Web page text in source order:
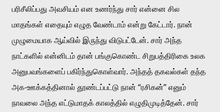
பரிசீலிப்பது அவசியம் என உணர்ந்து சார் என்னை சில
மாதங்கள் எதையும் எழுத வேண்டாம் என்று கேட்டார். நான்
முழுமையாக ஆய்வில் இருந்து விடுபட்டேன். சார் அந்த
நாட்களில் என்னிடம் தான் பங்குகொண்ட சிறுபத்திரிகை உலக
அனுபவங்களைப் பகிர்ந்துகொள்வார். அந்தத் தகவல்கள் தந்த
அக-ஊக்கத்தினால் தூண்டப்பட்டு நான் “ரசிகன்” எனும்
நாவலை அந்த எட்டுமாதக் காலத்தில் எழுதிமுடித்தேன். சார்